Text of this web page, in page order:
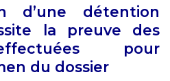
d’une détention
la preuve des
pour
du dossier